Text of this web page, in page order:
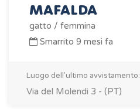
MAFALDA
gatto / femmina
Smarrito 9 mesi fa
Luogo dell'ultimo avvistamento:
Via del Molendi 3 - (PT)